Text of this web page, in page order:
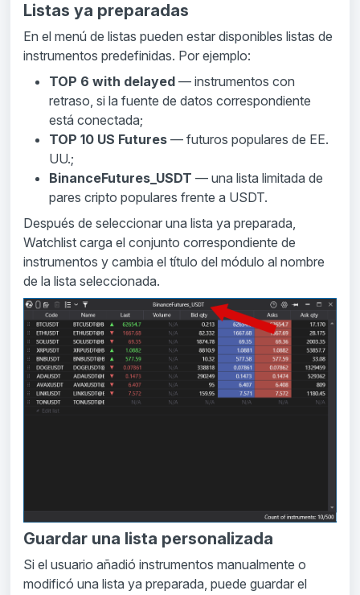
Listas ya preparadas
En el menú de listas pueden estar disponibles listas de
instrumentos predefinidas. Por ejemplo:
TOP 6 with delayed — instrumentos con
retraso, si la fuente de datos correspondiente
está conectada;
TOP 10 US Futures — futuros populares de EE.
UU.;
BinanceFutures_USDT — una lista limitada de
pares cripto populares frente a USDT.
Después de seleccionar una lista ya preparada,
Watchlist carga el conjunto correspondiente de
instrumentos y cambia el título del módulo al nombre
de la lista seleccionada.
Guardar una lista personalizada
Si el usuario añadió instrumentos manualmente o
modificó una lista ya preparada, puede guardar el